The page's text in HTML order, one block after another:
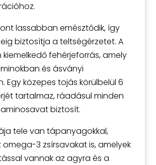
lassabban emésztődik, így
biztosítja a teltségérzetet. A
fehérjeforrás, amely
és ásványi
Egy közepes tojás körülbelül 6
tartalmaz, ráadásul minden
biztosít.
tele van tápanyagokkal,
3 zsírsavakat is, amelyek
vannak az agyra és a